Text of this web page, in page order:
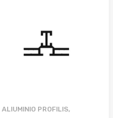
ALIUMINIO PROFILIS,